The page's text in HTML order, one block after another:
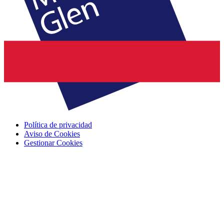
Política de privacidad
Aviso de Cookies
Gestionar Cookies